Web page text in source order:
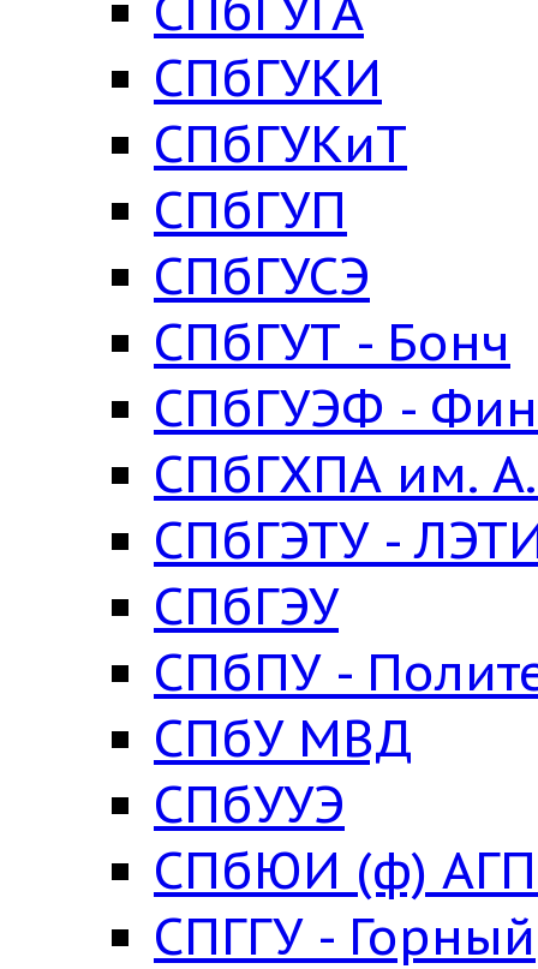
СПбГУКИ
СПбГУКиТ
СПбГУП
СПбГУСЭ
СПбГУТ - Бонч
СПбГУЭФ -
СПбГХПА им.
СПбГЭТУ -
СПбГЭУ
СПбПУ -
СПбУ МВД
СПбУУЭ
СПбЮИ (ф)
СПГГУ - Горный